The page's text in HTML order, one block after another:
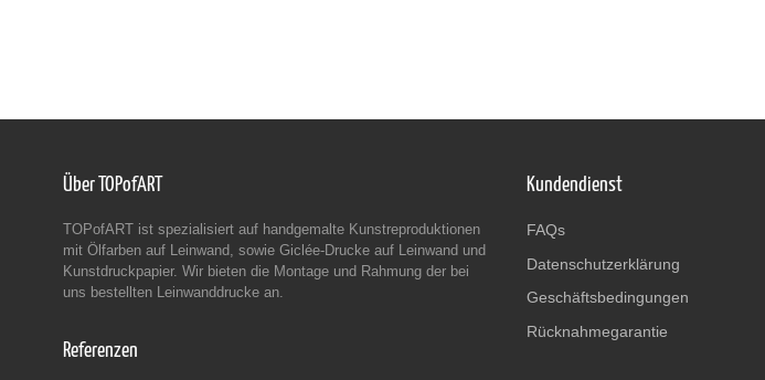
Über TOPofART
TOPofART ist spezialisiert auf handgemalte Kunstreproduktionen
mit Ölfarben auf Leinwand, sowie Giclée-Drucke auf Leinwand und
Kunstdruckpapier. Wir bieten die Montage und Rahmung der bei
uns bestellten Leinwanddrucke an.
Referenzen
Kundendienst
FAQs
Datenschutzerklärung
Geschäftsbedingungen
Rücknahmegarantie